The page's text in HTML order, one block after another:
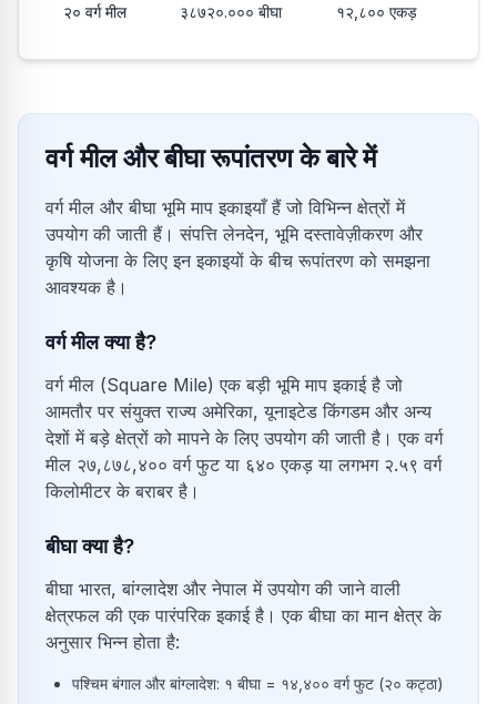
२० वर्ग मील ३८७२०.००० बीघा १२,८०० एकड़
वर्ग मील और बीघा रूपांतरण के बारे में
वर्ग मील और बीघा भूमि माप इकाइयाँ हैं जो विभिन्न क्षेत्रों में
उपयोग की जाती हैं। संपत्ति लेनदेन, भूमि दस्तावेज़ीकरण और
कृषि योजना के लिए इन इकाइयों के बीच रूपांतरण को समझना
आवश्यक है।
वर्ग मील क्या है?
वर्ग मील (Square Mile) एक बड़ी भूमि माप इकाई है जो
आमतौर पर संयुक्त राज्य अमेरिका, यूनाइटेड किंगडम और अन्य
देशों में बड़े क्षेत्रों को मापने के लिए उपयोग की जाती है। एक वर्ग
मील २७,८७८,४०० वर्ग फुट या ६४० एकड़ या लगभग २.५९ वर्ग
किलोमीटर के बराबर है।
बीघा क्या है?
बीघा भारत, बांग्लादेश और नेपाल में उपयोग की जाने वाली
क्षेत्रफल की एक पारंपरिक इकाई है। एक बीघा का मान क्षेत्र के
अनुसार भिन्न होता है:
पश्चिम बंगाल और बांग्लादेश: १ बीघा = १४,४०० वर्ग फुट (२० कट्ठा)